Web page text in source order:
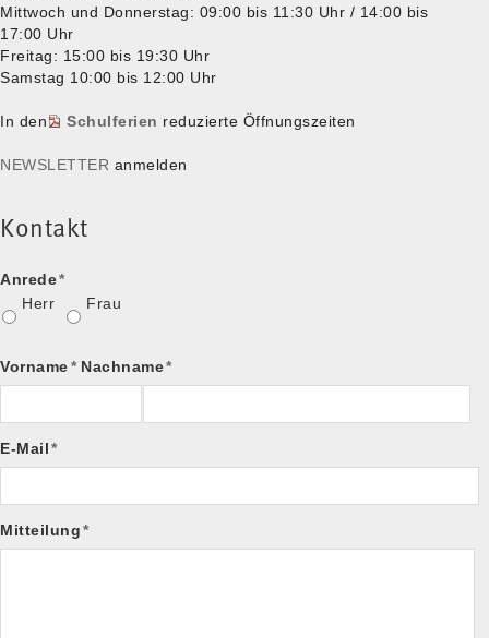
Mittwoch und Donnerstag: 09:00 bis 11:30 Uhr / 14:00 bis
17:00 Uhr
Freitag: 15:00 bis 19:30 Uhr
Samstag 10:00 bis 12:00 Uhr
In den Schulferien reduzierte Öffnungszeiten
NEWSLETTER anmelden
Kontakt
Anrede*
Herr
Frau
Vorname* Nachname*
E-Mail*
Mitteilung*